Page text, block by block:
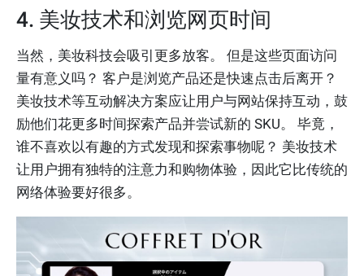
4. 美妆技术和浏览网页时间
当然，美妆科技会吸引更多放客。 但是这些页面访问
量有意义吗？ 客户是浏览产品还是快速点击后离开？
美妆技术等互动解决方案应让用户与网站保持互动，鼓
励他们花更多时间探索产品并尝试新的 SKU。 毕竟，
谁不喜欢以有趣的方式发现和探索事物呢？ 美妆技术
让用户拥有独特的注意力和购物体验，因此它比传统的
网络体验要好很多。